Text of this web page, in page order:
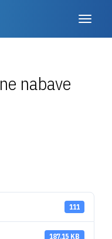
nabave
111
187.15 KB